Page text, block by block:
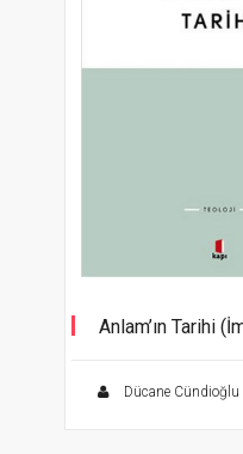
Anlam’ın Tarihi
Dücane Cündioğlu